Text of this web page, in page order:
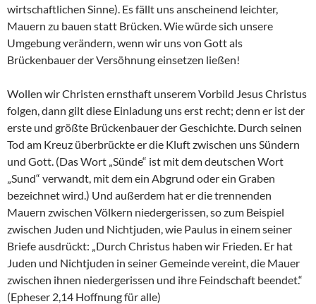
wirtschaftlichen Sinne). Es fällt uns anscheinend leichter,
Mauern zu bauen statt Brücken. Wie würde sich unsere
Umgebung verändern, wenn wir uns von Gott als
Brückenbauer der Versöhnung einsetzen ließen!
Wollen wir Christen ernsthaft unserem Vorbild Jesus Christus
folgen, dann gilt diese Einladung uns erst recht; denn er ist der
erste und größte Brückenbauer der Geschichte. Durch seinen
Tod am Kreuz überbrückte er die Kluft zwischen uns Sündern
und Gott. (Das Wort „Sünde“ ist mit dem deutschen Wort
„Sund“ verwandt, mit dem ein Abgrund oder ein Graben
bezeichnet wird.) Und außerdem hat er die trennenden
Mauern zwischen Völkern niedergerissen, so zum Beispiel
zwischen Juden und Nichtjuden, wie Paulus in einem seiner
Briefe ausdrückt: „Durch Christus haben wir Frieden. Er hat
Juden und Nichtjuden in seiner Gemeinde vereint, die Mauer
zwischen ihnen niedergerissen und ihre Feindschaft beendet.“
(Epheser 2,14 Hoffnung für alle)